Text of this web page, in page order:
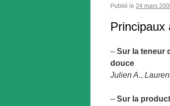
Publié le 24 mars
Principaux
– Sur la teneur
douce
Julien A.,
– Sur la